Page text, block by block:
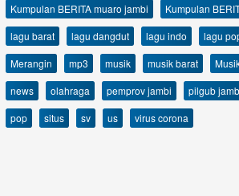
Kumpulan BERITA muaro jambi
Kumpulan
lagu barat
lagu dangdut lagu indo lagu
Merangin
mp3 musik musik barat
news
olahraga pemprov jambi pilgub
pop
situs sv us virus corona